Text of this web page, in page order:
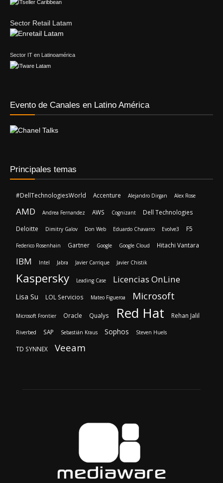
Sector Retail Latam
Sector IT en Latinoamérica
Evento de Canales en Latino América
Principales temas
#DellTechnologiesWorld Accenture Alejandro Dirgan Alex Rose
AMD Andrea Fernandez AWS Cognizant Dell Technologies
Deloitte Dimitry Galov Don Web Eduardo Chavarro Evolve3 F5
Federico Rosenhain Gartner Google Google Cloud Hitachi Vantara
IBM Intel Jabra Javier Carrique Javier Chistik
Kaspersky Leading Case Licencias OnLine
Lisa Su LOL Servicios Mateo Figueroa Microsoft
Microsoft Frontier Oracle Qualys Red Hat Rehan Jalil
Riverbed SAP Sebastián Kraus Sophos Steven Huels
TD SYNNEX Veeam